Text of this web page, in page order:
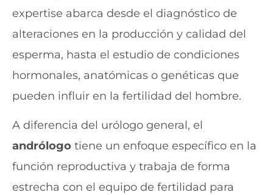
expertise abarca desde el diagnóstico de
alteraciones en la producción y calidad del
esperma, hasta el estudio de condiciones
hormonales, anatómicas o genéticas que
pueden influir en la fertilidad del hombre.
A diferencia del urólogo general, el
andrólogo tiene un enfoque específico en la
función reproductiva y trabaja de forma
estrecha con el equipo de fertilidad para